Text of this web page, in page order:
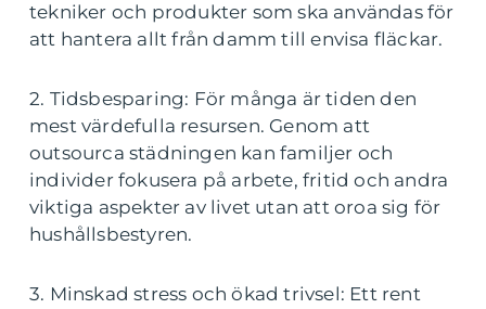
tekniker och produkter som ska användas för
att hantera allt från damm till envisa fläckar.
2. Tidsbesparing: För många är tiden den
mest värdefulla resursen. Genom att
outsourca städningen kan familjer och
individer fokusera på arbete, fritid och andra
viktiga aspekter av livet utan att oroa sig för
hushållsbestyren.
3. Minskad stress och ökad trivsel: Ett rent